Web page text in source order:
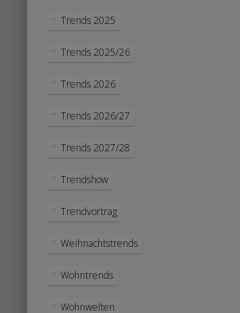
Trends 2025
Trends 2025/26
Trends 2026
Trends 2026/27
Trends 2027/28
Trendshow
Trendvortrag
Weihnachtstrends
Wohntrends
Wohnwelten